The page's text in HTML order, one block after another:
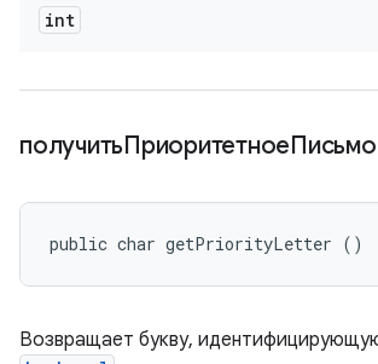
int
получитьПриоритетноеПисьмо
public char getPriorityLetter ()
Возвращает букву,